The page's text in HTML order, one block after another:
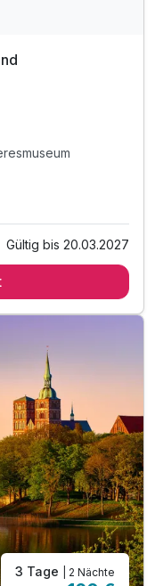
Gültig bis 20.03.2027
3 Tage | 2 Nächte